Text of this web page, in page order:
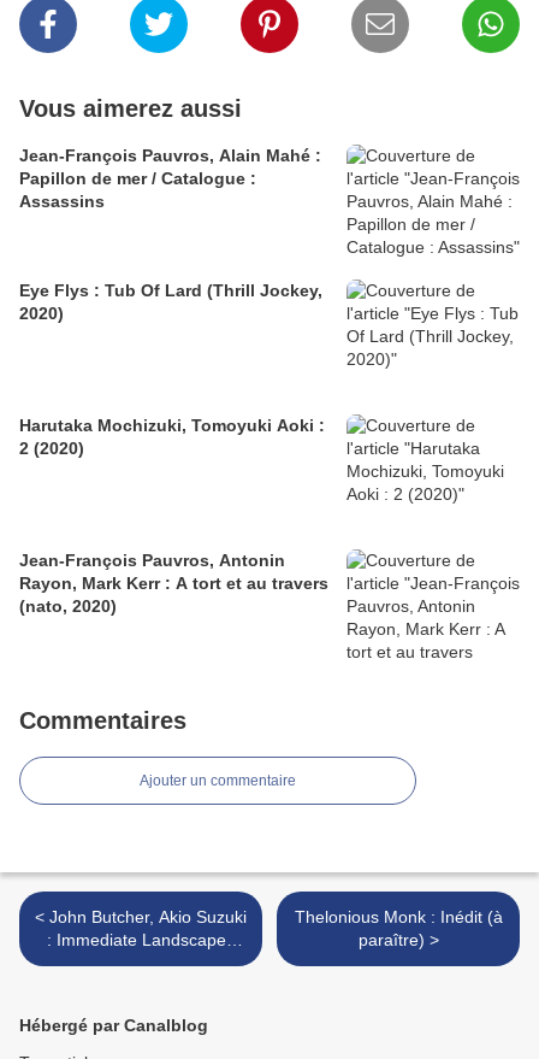
Vous aimerez aussi
Jean-François Pauvros, Alain Mahé :
Papillon de mer / Catalogue :
Assassins
Eye Flys : Tub Of Lard (Thrill Jockey,
2020)
Harutaka Mochizuki, Tomoyuki Aoki :
2 (2020)
Jean-François Pauvros, Antonin
Rayon, Mark Kerr : A tort et au travers
(nato, 2020)
Commentaires
Ajouter un commentaire
< John Butcher, Akio Suzuki
: Immediate Landscapes
(Ftarri, 2017)
Thelonious Monk : Inédit (à
paraître) >
Hébergé par Canalblog